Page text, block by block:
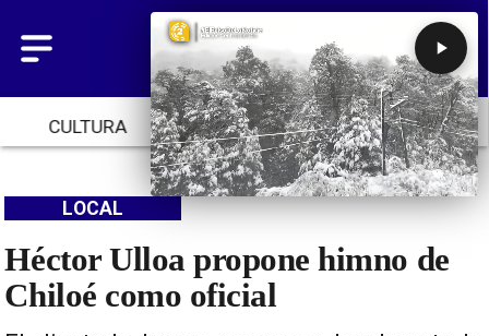
CULTURA TENDENCIAS INICIO
Héctor Ulloa propone himno de
Chiloé como oficial
LOCAL